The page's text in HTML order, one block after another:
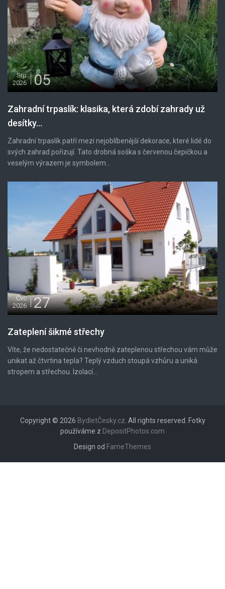
Srp
2026
05
Zahradní trpaslík: klasika, která zdobí zahrady už
desítky...
Zahradní trpaslík patří mezi nejoblíbenější dekorace, které lidé do
svých zahrad pořizují. Tato drobná soška s červenou čepičkou a
veselým výrazem je symbolem...
Čvc
2026
27
Zateplení šikmé střechy
Víte, že nedostatečně či nevhodně zateplenou střechou vám může
unikat až čtvrtina tepla? Teplý vzduch stoupá vzhůru a uniká
stropem a střechou. Izolací...
Copyright © 2026 BydletČesky.cz . All rights reserved. Fotky
používáme z DepositPhotos.com
Design od FameThemes